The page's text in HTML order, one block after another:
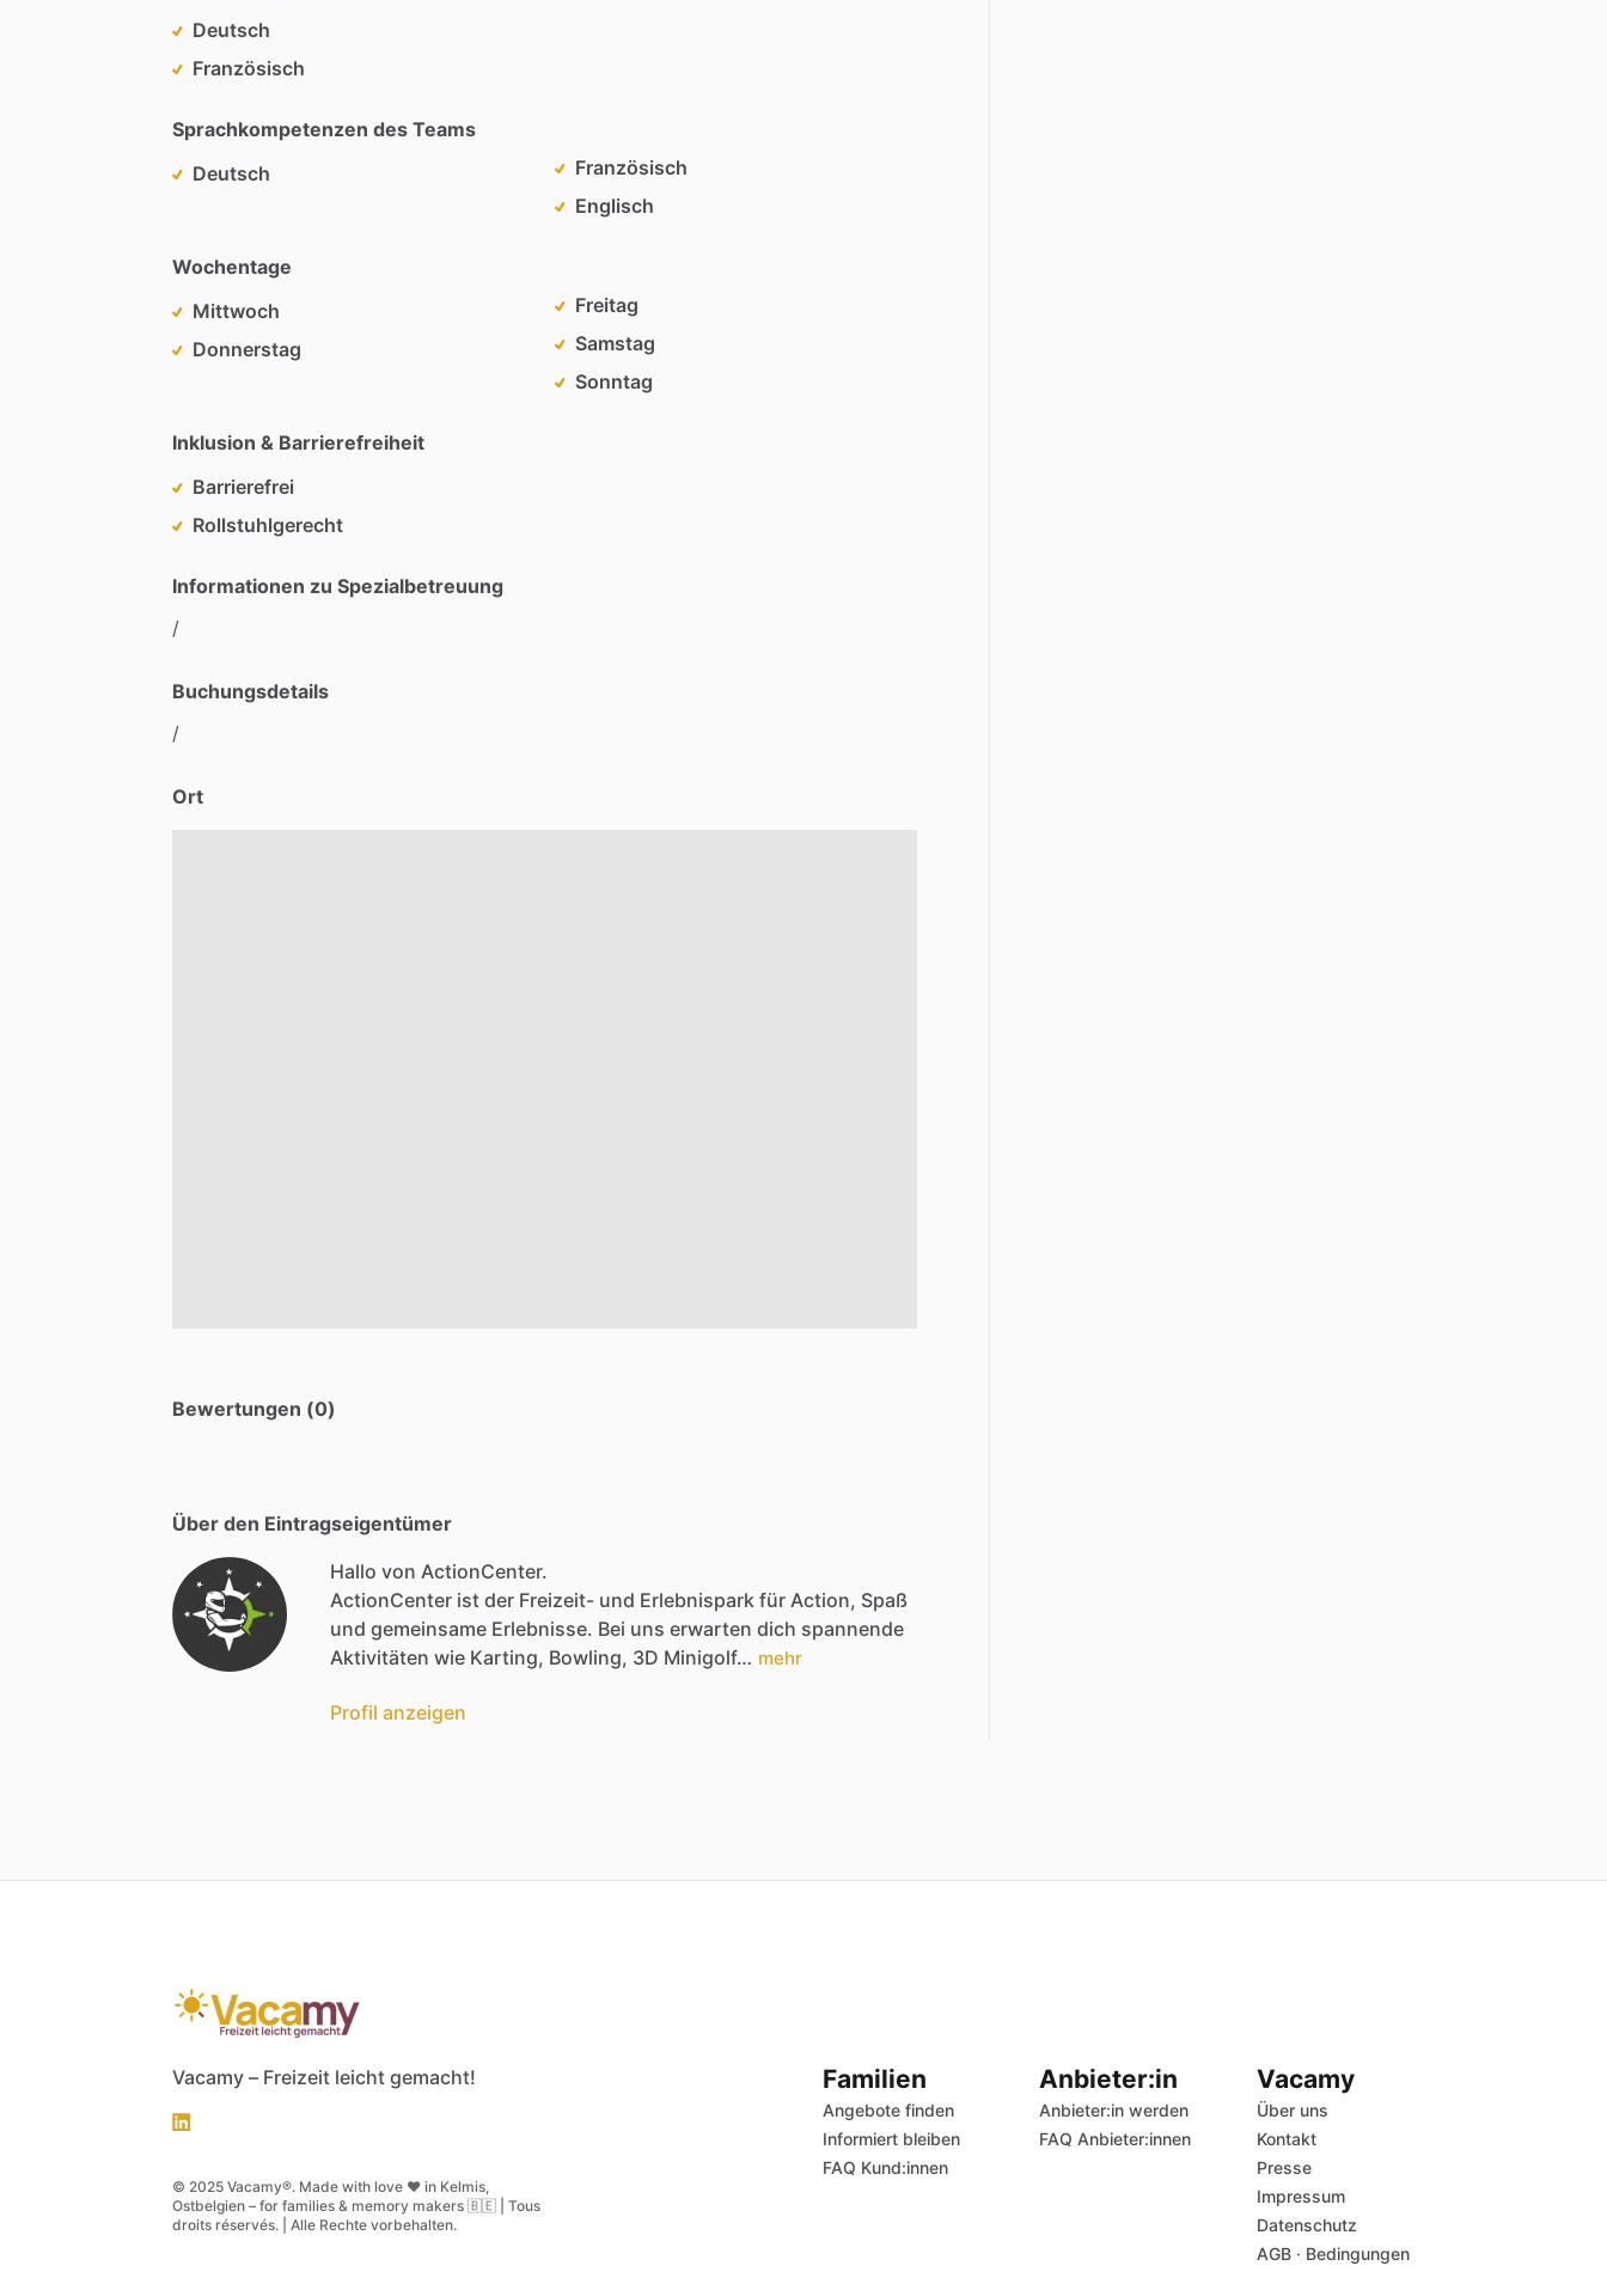
Deutsch
Französisch
Sprachkompetenzen des Teams
Deutsch
Französisch
Englisch
Wochentage
Mittwoch
Donnerstag
Freitag
Samstag
Sonntag
Inklusion & Barrierefreiheit
Barrierefrei
Rollstuhlgerecht
Informationen zu Spezialbetreuung
​/​
Buchungsdetails
​/​
Ort
Bewertungen (0)
Über den Eintragseigentümer
Hallo von ActionCenter.
ActionCenter ist der Freizeit- und Erlebnispark für Action, Spaß
und gemeinsame Erlebnisse. Bei uns erwarten dich spannende
Aktivitäten wie Karting, Bowling, 3D Minigolf… mehr
Profil anzeigen
Vacamy – Freizeit leicht gemacht!
© 2025 Vacamy®. Made with love ❤️ in Kelmis,
Ostbelgien – for families & memory makers 🇧🇪 | Tous
droits réservés. | Alle Rechte vorbehalten.
Familien
Angebote finden
Informiert bleiben
FAQ Kund:innen
Anbieter:in
Anbieter:in werden
FAQ Anbieter:innen
Vacamy
Über uns
Kontakt
Presse
Impressum
Datenschutz
AGB· Bedingungen